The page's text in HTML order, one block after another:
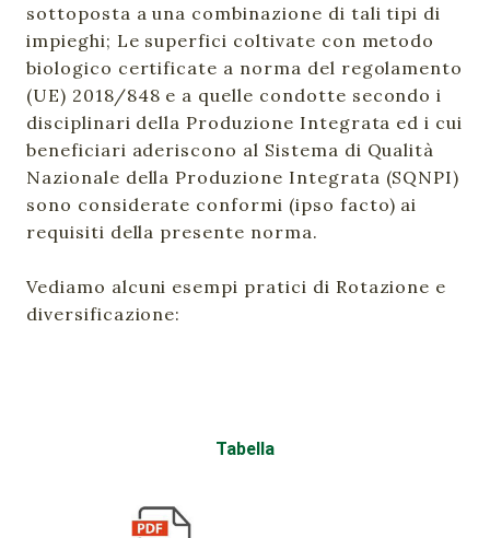
sottoposta a una combinazione di tali tipi di
impieghi; Le superfici coltivate con metodo
biologico certificate a norma del regolamento
(UE) 2018/848 e a quelle condotte secondo i
disciplinari della Produzione Integrata ed i cui
beneficiari aderiscono al Sistema di Qualità
Nazionale della Produzione Integrata (SQNPI)
sono considerate conformi (ipso facto) ai
requisiti della presente norma.
Vediamo alcuni esempi pratici di Rotazione e
diversificazione:
Tabella